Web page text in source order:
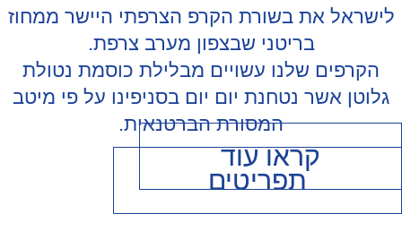
את בשורת הקרפ הצרפתי היישר ממחוז
בריטני שבצפון מערב צרפת.
שלנו עשויים מבלילת כוסמת נטולת
אשר נטחנת יום יום בסניפינו על פי מיטב
המסורת הברטנאית.
קראו עוד
תפריטים